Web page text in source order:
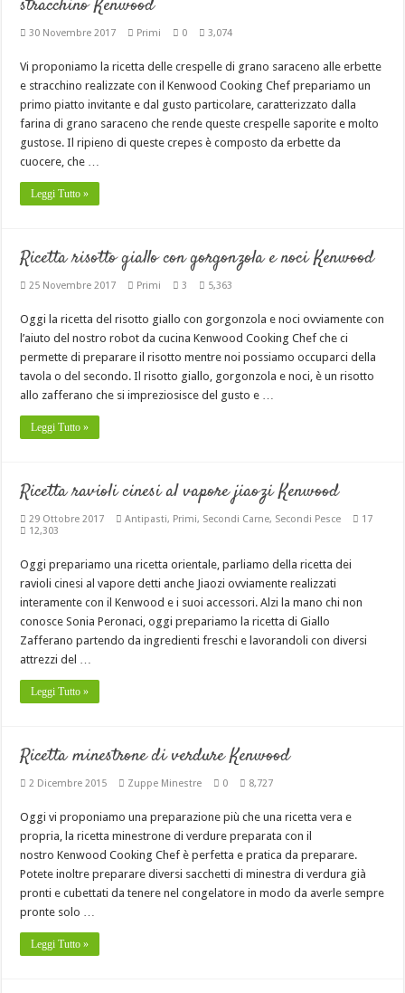
stracchino Kenwood
30 Novembre 2017 Primi 0 3,074
Vi proponiamo la ricetta delle crespelle di grano saraceno alle erbette
e stracchino realizzate con il Kenwood Cooking Chef prepariamo un
primo piatto invitante e dal gusto particolare, caratterizzato dalla
farina di grano saraceno che rende queste crespelle saporite e molto
gustose. Il ripieno di queste crepes è composto da erbette da
cuocere, che …
Leggi Tutto »
Ricetta risotto giallo con gorgonzola e noci Kenwood
25 Novembre 2017 Primi 3 5,363
Oggi la ricetta del risotto giallo con gorgonzola e noci ovviamente con
l’aiuto del nostro robot da cucina Kenwood Cooking Chef che ci
permette di preparare il risotto mentre noi possiamo occuparci della
tavola o del secondo. Il risotto giallo, gorgonzola e noci, è un risotto
allo zafferano che si impreziosisce del gusto e …
Leggi Tutto »
Ricetta ravioli cinesi al vapore jiaozi Kenwood
29 Ottobre 2017 Antipasti, Primi, Secondi Carne, Secondi Pesce
17
12,303
Oggi prepariamo una ricetta orientale, parliamo della ricetta dei
ravioli cinesi al vapore detti anche Jiaozi ovviamente realizzati
interamente con il Kenwood e i suoi accessori. Alzi la mano chi non
conosce Sonia Peronaci, oggi prepariamo la ricetta di Giallo
Zafferano partendo da ingredienti freschi e lavorandoli con diversi
attrezzi del …
Leggi Tutto »
Ricetta minestrone di verdure Kenwood
2 Dicembre 2015 Zuppe Minestre 0 8,727
Oggi vi proponiamo una preparazione più che una ricetta vera e
propria, la ricetta minestrone di verdure preparata con il
nostro Kenwood Cooking Chef è perfetta e pratica da preparare.
Potete inoltre preparare diversi sacchetti di minestra di verdura già
pronti e cubettati da tenere nel congelatore in modo da averle sempre
pronte solo …
Leggi Tutto »